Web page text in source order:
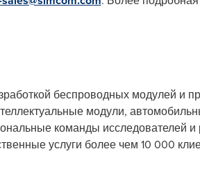
беспроводных модулей и
модули,
команды исследователей и
услуги более чем 10 000